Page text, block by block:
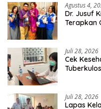
Agustus 4,
Dr. Jusuf
Terapkan
Juli 28, 2026
Cek
Juli 28, 2026
Lapas